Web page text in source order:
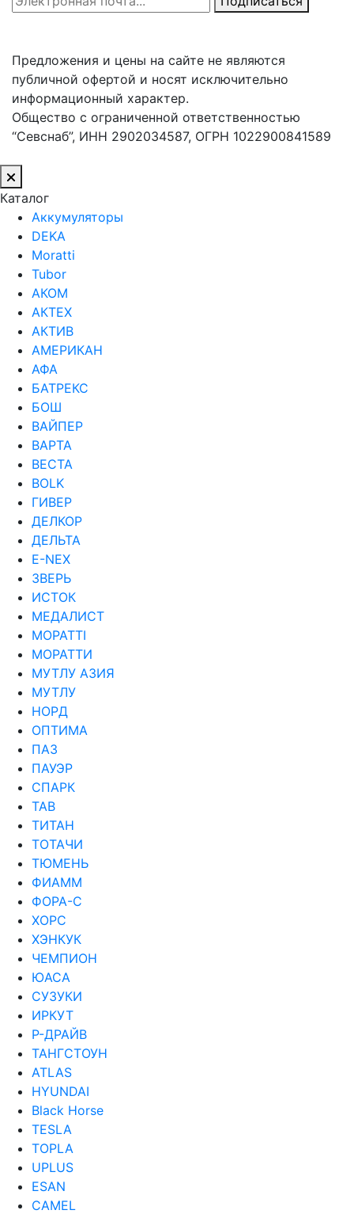
Предложения и цены на сайте не являются
публичной офертой и носят исключительно
информационный характер.
Общество с ограниченной ответственностью
“Севснаб”, ИНН 2902034587, ОГРН 1022900841589
Каталог
Аккумуляторы
DEKA
Moratti
Tubor
АКОМ
АКТЕХ
АКТИВ
АМЕРИКАН
АФА
БАТРЕКС
БОШ
ВАЙПЕР
ВАРТА
ВЕСТА
ВОLK
ГИВЕР
ДЕЛКОР
ДЕЛЬТА
Е-NEX
ЗВЕРЬ
ИСТОК
МЕДАЛИСТ
МОРАТТI
МОРАТТИ
МУТЛУ АЗИЯ
МУТЛУ
НОРД
ОПТИМА
ПАЗ
ПАУЭР
СПАРК
ТАВ
ТИТАН
ТОТАЧИ
ТЮМЕНЬ
ФИАММ
ФОРА-С
ХОРС
ХЭНКУК
ЧЕМПИОН
ЮАСА
СУЗУКИ
ИРКУТ
Р-ДРАЙВ
ТАНГСТОУН
ATLAS
HYUNDAI
Black Horse
TESLA
TOPLA
UPLUS
ESAN
CAMEL